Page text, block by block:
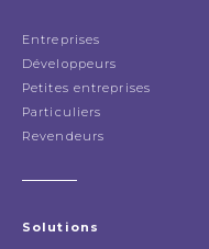
Entreprises
Développeurs
Petites entreprises
Particuliers
Revendeurs
Solutions